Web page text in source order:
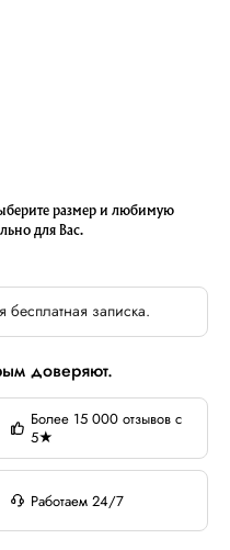
размер и любимую
для Вас.
бесплатная записка.
доверяют.
Более 15 000 отзывов с
5★
Работаем 24/7